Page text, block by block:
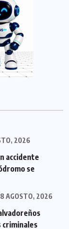
2026
accidente
se
8 AGOSTO, 2026